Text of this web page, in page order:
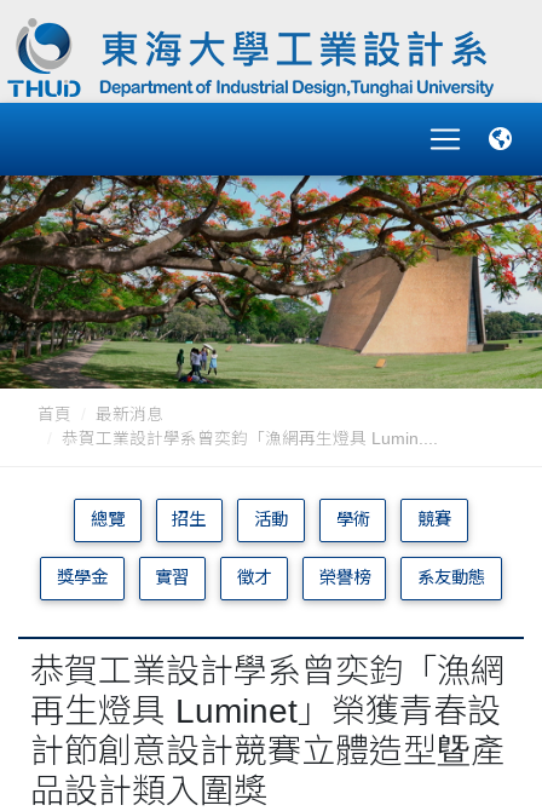
首頁
最新消息
恭賀工業設計學系曾奕鈞「漁網再生燈具 Lumin....
總覽 招生 活動 學術 競賽
獎學金 實習 徵才 榮譽榜 系友動態
恭賀工業設計學系曾奕鈞「漁網
再生燈具 Luminet」榮獲青春設
計節創意設計競賽立體造型曁產
品設計類入圍獎